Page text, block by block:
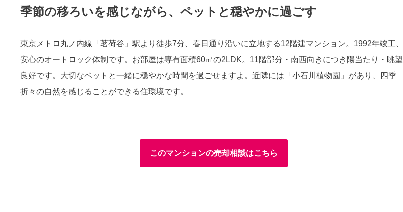
季節の移ろいを感じながら、ペットと穏やかに過ごす
東京メトロ丸ノ内線「茗荷谷」駅より徒歩7分、春日通り沿いに立地する12階建マンション。1992年竣工、
安心のオートロック体制です。お部屋は専有面積60㎡の2LDK。11階部分・南西向きにつき陽当たり・眺望
良好です。大切なペットと一緒に穏やかな時間を過ごせますよ。近隣には「小石川植物園」があり、四季
折々の自然を感じることができる住環境です。
このマンションの売却相談はこちら